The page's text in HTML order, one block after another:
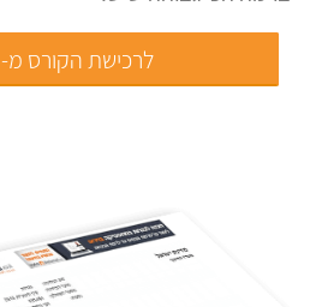
לרכישת הקורס מ- 249 ₪